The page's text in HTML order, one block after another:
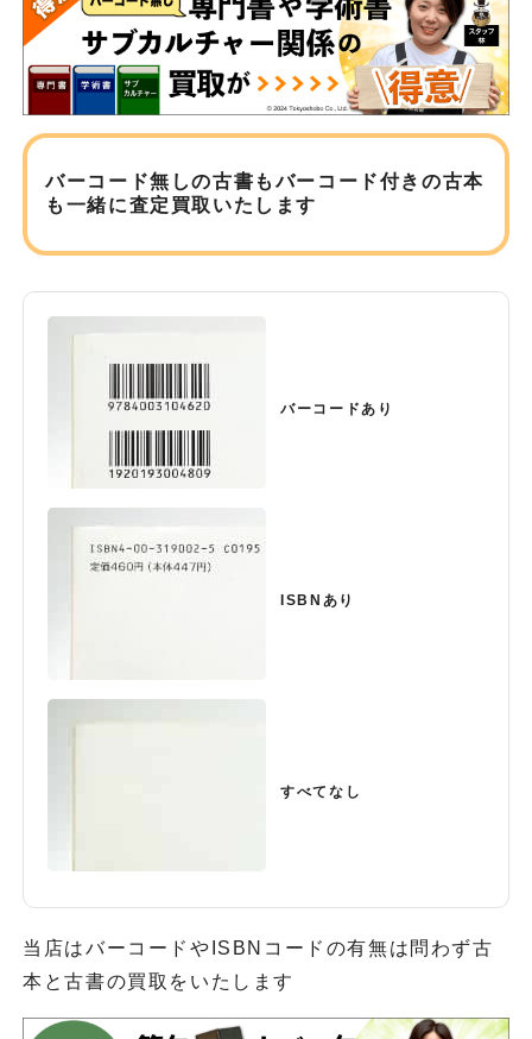
バーコード無しの古書もバーコード付きの古本
も 一緒に査定買取いたします
バーコードあり
ISBNあり
すべてなし
当店はバーコードやISBNコードの有無は問わず古
本と古書の買取をいたします